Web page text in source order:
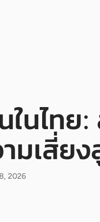
ในไทย
มเสี่ยง
2026